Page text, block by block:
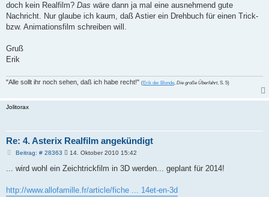
doch kein Realfilm? Das wäre dann ja mal eine ausnehmend gute
Nachricht. Nur glaube ich kaum, daß Astier ein Drehbuch für einen Trick-
bzw. Animationsfilm schreiben will.
Gruß
Erik
"Alle sollt ihr noch sehen, daß ich habe recht!" (Erik der Blonde, Die große Überfahrt, S. 5)
Jolitorax
Re: 4. Asterix Realfilm angekündigt
Beitrag: # 28363B
i
a
g
14. Oktober 2010 15:42
... wird wohl ein Zeichtrickfilm in 3D werden... geplant für 2014!
http://www.allofamille.fr/article/fiche ... 14et-en-3d